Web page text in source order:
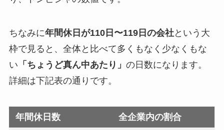
ちなみに年間休日が110日〜119日の会社という大
枠で見ると、全体と比べて多くもなく少なくもな
い 「ちょうど真ん中あたり」 の日数になります。
詳細は下記表の通りです。
年間休日数 全企業内の割合